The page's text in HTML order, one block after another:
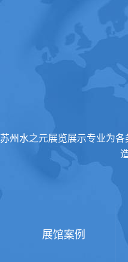
苏州水之元展览展示专业为
展馆案例